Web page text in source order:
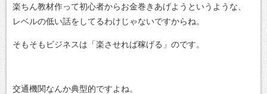
楽ちん教材作って初心者からお金巻きあげようというような、
レベルの低い話をしてるわけじゃないですからね。
そもそもビジネスは「楽させれば稼げる」のです。
交通機関なんか典型的ですよね。